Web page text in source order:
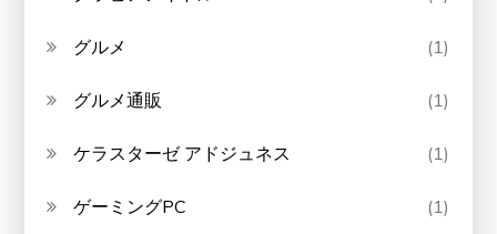
グルメ (1)
グルメ通販 (1)
ケラスターゼ アドジュネス (1)
ゲーミングPC (1)